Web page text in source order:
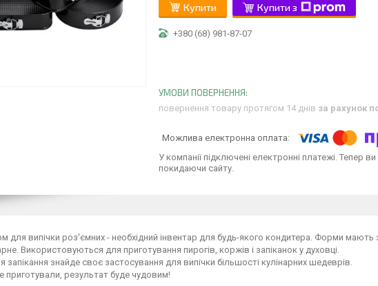
Купити Купити з
+380 (68) 981-87-07
повернення товару протягом 14 днів за рахунок
У компанії підключені електронні платежі. Тепер
покидаючи сайту.
для випічки роз'ємних - необхідний інвентар для будь-якого кондитера. Форми мають
Використовуються для приготування пирогів, коржів і запіканок у духовці.
знайде своє застосування для випічки більшості кулінарних шедеврів.
приготували, результат буде чудовим!